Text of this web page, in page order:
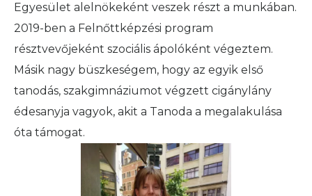
Egyesület alelnökeként veszek részt a munkában.
2019-ben a Felnőttképzési program
résztvevőjeként szociális ápolóként végeztem.
Másik nagy büszkeségem, hogy az egyik első
tanodás, szakgimnáziumot végzett cigánylány
édesanyja vagyok, akit a Tanoda a megalakulása
óta támogat.